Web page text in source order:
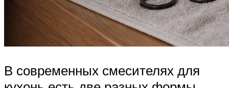
В современных смесителях для